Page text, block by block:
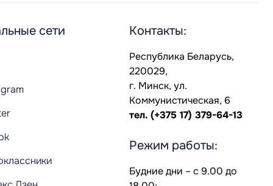
сети Контакты:
Республика Беларусь,
220029,
г. Минск, ул.
Коммунистическая, 6
тел. (+375 17) 379-64-13
Режим работы:
Будние дни – с 9.00 до